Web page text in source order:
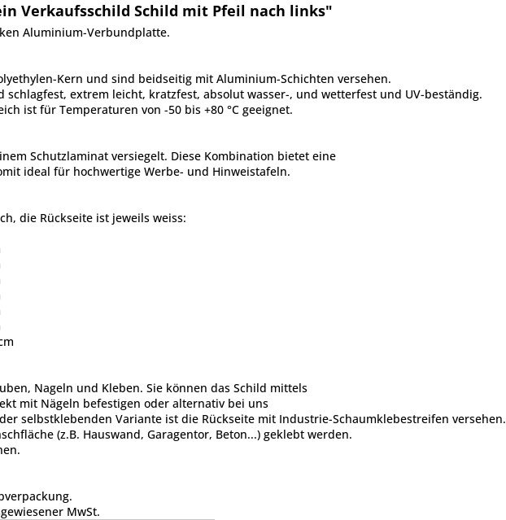
Verkaufsschild Schild mit Pfeil nach links"
Aluminium-Verbundplatte.
Kern und sind beidseitig mit Aluminium-Schichten versehen.
extrem leicht, kratzfest, absolut wasser-, und wetterfest und UV-beständig.
ist für Temperaturen von -50 bis +80 °C geeignet.
Schutzlaminat versiegelt. Diese Kombination bietet eine
ideal für hochwertige Werbe- und Hinweistafeln.
die Rückseite ist jeweils weiss:
Nageln und Kleben. Sie können das Schild mittels
mit Nägeln befestigen oder alternativ bei uns
selbstklebenden Variante ist die Rückseite mit Industrie-Schaumklebestreifen versehen.
(z.B. Hauswand, Garagentor, Beton...) geklebt werden.
MwSt.